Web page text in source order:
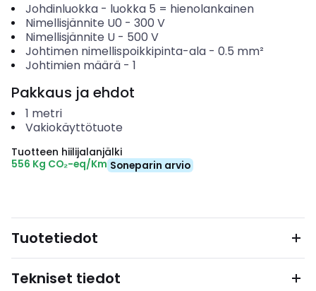
Johdinluokka- luokka 5 = hienolankainen
Nimellisjännite U0 - 300 V
Nimellisjännite U- 500 V
Johtimen nimellispoikkipinta-ala- 0.5 mm²
Johtimien määrä- 1
Pakkaus ja ehdot
1 metri
Vakiokäyttötuote
Tuotteen hiilijalanjälki
556 Kg CO₂-eq/Km Soneparin arvio
Tuotetiedot
Tekniset tiedot